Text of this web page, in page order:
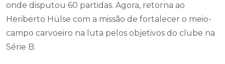
onde disputou 60 partidas. Agora, retorna ao
Heriberto Hülse com a missão de fortalecer o meio-
campo carvoeiro na luta pelos objetivos do clube na
Série B.